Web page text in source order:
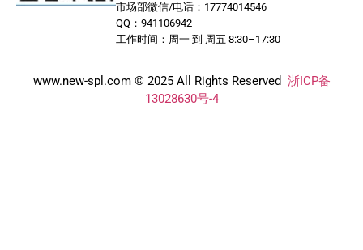
市场部微信/电话：17774014546
QQ：941106942
工作时间：周一 到 周五 8:30–17:30
www.new-spl.com © 2025 All Rights Reserved 浙ICP备
13028630号-4